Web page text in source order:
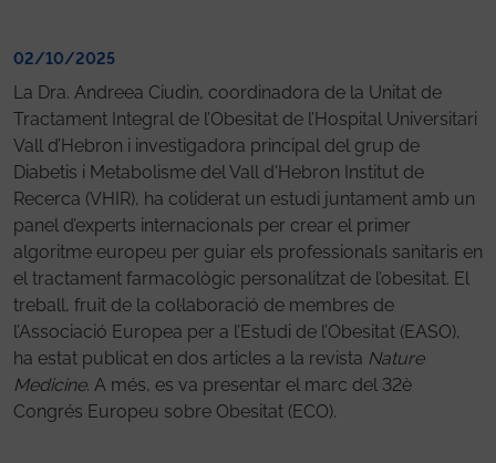
02/10/2025
La Dra. Andreea Ciudin, coordinadora de la Unitat de
Tractament Integral de l’Obesitat de l’Hospital Universitari
Vall d’Hebron i investigadora principal del grup de
Diabetis i Metabolisme del Vall d'Hebron Institut de
Recerca (VHIR), ha coliderat un estudi juntament amb un
panel d’experts internacionals per crear el primer
algoritme europeu per guiar els professionals sanitaris en
el tractament farmacològic personalitzat de l’obesitat. El
treball, fruit de la col·laboració de membres de
l’Associació Europea per a l’Estudi de l’Obesitat (EASO),
ha estat publicat en dos articles a la revista Nature
Medicine. A més, es va presentar el marc del 32è
Congrés Europeu sobre Obesitat (ECO).